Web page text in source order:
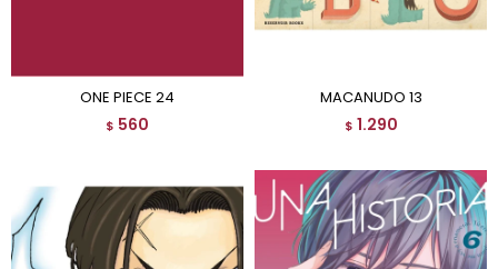
ONE PIECE 24
$ 560
MACANUDO 13
$ 1.290